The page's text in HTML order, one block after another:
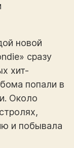
новой
сразу
хит-
попали в
Около
и побывала